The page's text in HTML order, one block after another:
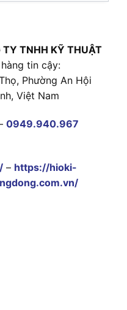
TY TNHH KỸ THUẬT
tin cậy:
Phường An Hội
Việt Nam
0949.940.967
– https://hioki-